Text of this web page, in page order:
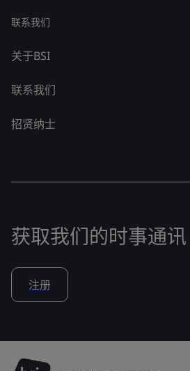
联系我们
关于BSI
联系我们
招贤纳士
获取我们的时事通讯
注册